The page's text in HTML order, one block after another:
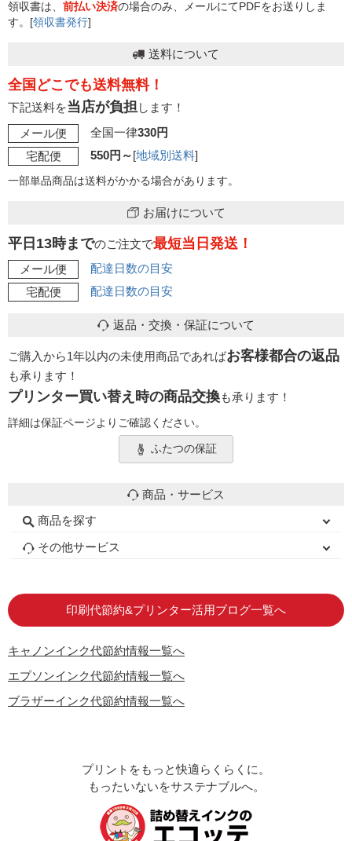
領収書は、 前払い決済の場合のみ、メールにてPDFをお送りしま
す。[領収書発行]
送料について
全国どこでも送料無料！
下記送料を当店が負担します！
メール便
全国一律330円
宅配便
550円～[地域別送料]
一部単品商品は送料がかかる場合があります。
お届けについて
平日13時までのご注文で最短当日発送！
メール便
配達日数の目安
宅配便
配達日数の目安
返品・交換・保証について
ご購入から1年以内の未使用商品であればお客様都合の返品
も承ります！
プリンター買い替え時の商品交換も承ります！
詳細は保証ページよりご確認ください。
ふたつの保証
商品・サービス
商品を探す
初心者用セット
キャノンインク
エプソンインク
ブラザーインク
詰め替えインク
互換インクボトル
互換インクカートリッジ
再生インクカートリッジ
トナーカートリッジ
その他サービス
印刷代節約&プリンター活用ブログ一覧へ
キャノンインク代節約情報一覧へ
エプソンインク代節約情報一覧へ
ブラザーインク代節約情報一覧へ
プリントをもっと快適らくらくに。
もったいないをサステナブルへ。